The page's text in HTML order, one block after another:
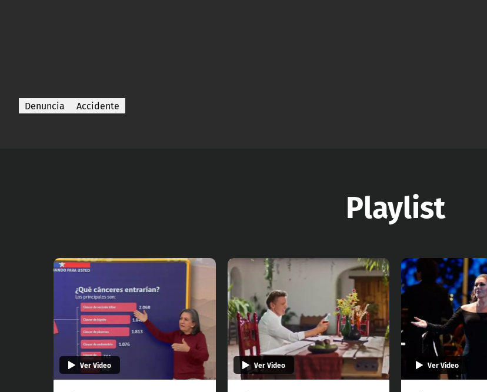
Denuncia Accidente
Playlist
Ver Video Ver Video Ver Video